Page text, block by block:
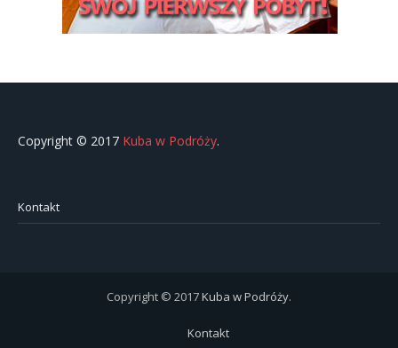
Copyright © 2017 Kuba w Podróży.
Kontakt
Copyright © 2017Kuba w Podróży.
Kontakt